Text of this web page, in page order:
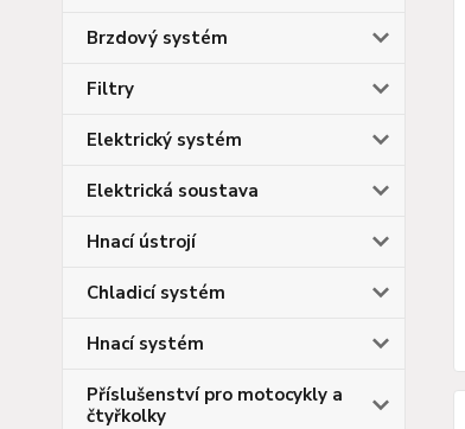
Brzdový systém
Filtry
Elektrický systém
Elektrická soustava
Hnací ústrojí
Chladicí systém
Hnací systém
Příslušenství pro motocykly a
čtyřkolky